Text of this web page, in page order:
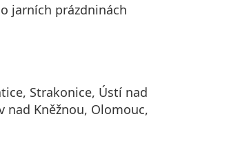
jarních prázdninách
Strakonice, Ústí nad
nad Kněžnou, Olomouc,